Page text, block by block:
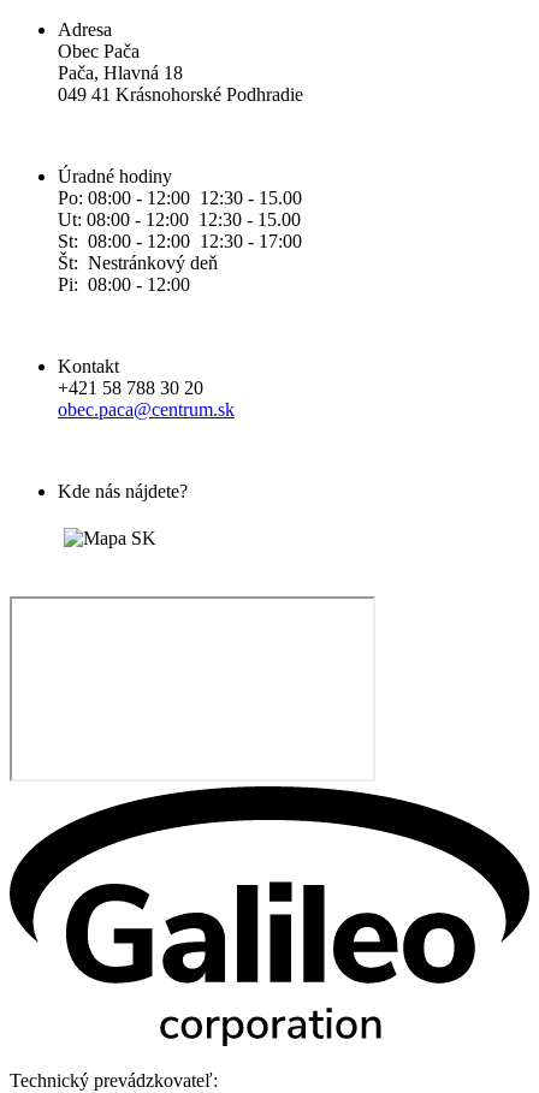
Adresa
Obec Pača
Pača, Hlavná 18
049 41 Krásnohorské Podhradie
Úradné hodiny
Po: 08:00 - 12:00 12:30 - 15.00
Ut: 08:00 - 12:00 12:30 - 15.00
St: 08:00 - 12:00 12:30 - 17:00
Št: Nestránkový deň
Pi: 08:00 - 12:00
Kontakt
+421 58 788 30 20
obec.paca@centrum.sk
Kde nás nájdete?
Technický prevádzkovateľ: